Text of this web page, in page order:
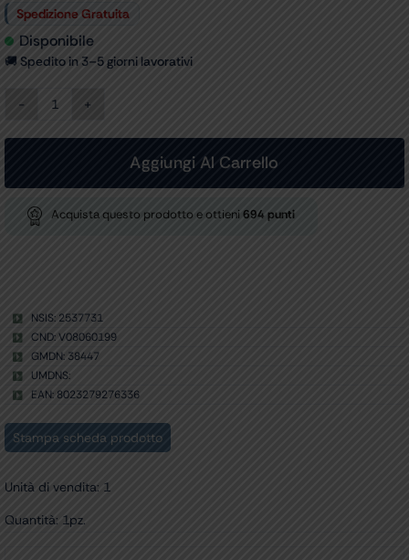
Spedizione Gratuita
Disponibile
🚚 Spedito in 3–5 giorni lavorativi
LETTINO
PER
TRATTAMENTI
blu
quantità
Aggiungi Al Carrello
Acquista questo prodotto e ottieni 694 punti
NSIS: 2537731
CND: V08060199
GMDN: 38447
UMDNS:
EAN: 8023279276336
Stampa scheda prodotto
Unità di vendita: 1
Quantità: 1pz.